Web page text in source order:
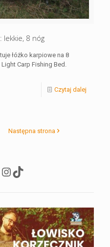
lekkie, 8 nóg
łóżko karpiowe na 8
Carp Fishing Bed.
Czytaj dalej
Następna strona
Instagram
TikTok